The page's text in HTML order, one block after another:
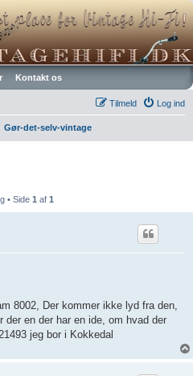
Kontakt os
Log ind
Tilmeld
Gør-det-selv-vintage
• Side 1 af 1
8002, Der kommer ikke lyd fra den,
en der har en ide, om hvad der
jeg bor i Kokkedal